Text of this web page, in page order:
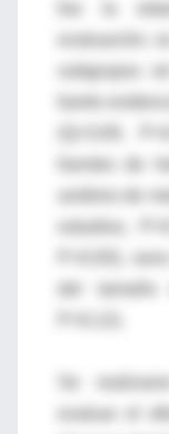
subgrupos
fuerte
fuentes de
análisis de
Se